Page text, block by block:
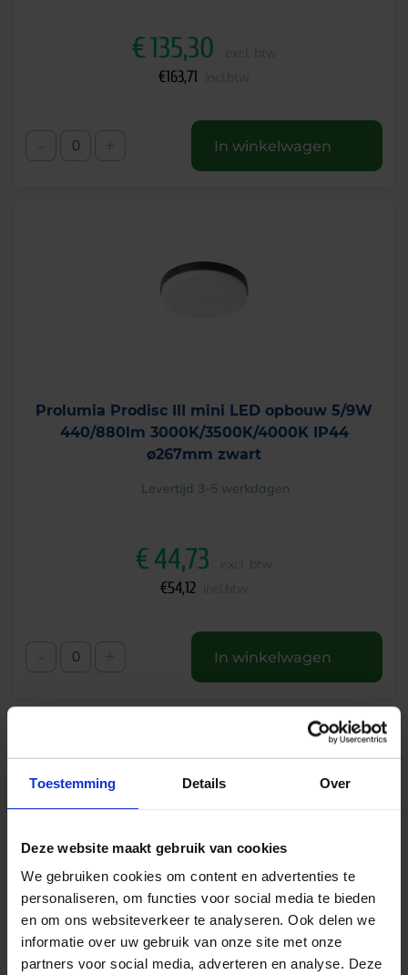
Toestemming Details Over
Deze website maakt gebruik van cookies
We gebruiken cookies om content en advertenties te
personaliseren, om functies voor social media te bieden
en om ons websiteverkeer te analyseren. Ook delen we
informatie over uw gebruik van onze site met onze
partners voor social media, adverteren en analyse. Deze
€135,30
€163,71
In winkelwagen
Prolumia Prodisc III mini LED opbouw 5/9W
440/880lm 3000K/3500K/4000K IP44
ø267mm zwart
Levertijd 3-5 werkdagen
€44,73
€54,12
In winkelwagen
Prolumia Prodisc III mini LED opbouw 5/9.5W
440/880lm 3000K/3500K/4000K IP44
ø267mm zwart - multisensor